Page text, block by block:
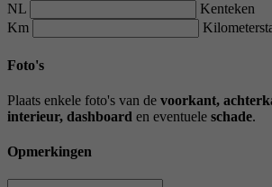
NL
Kenteken
Km
Foto's
Plaats enkele foto's van de voorkant,
interieur, dashboard en eventuele schade.
Opmerkingen